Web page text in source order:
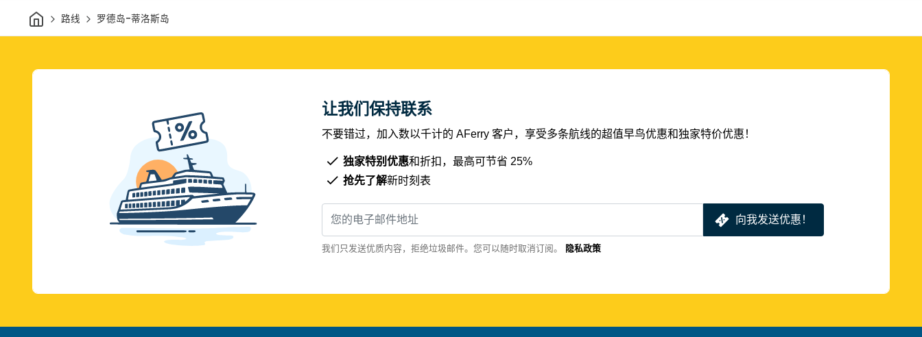
家 路线 罗德岛-蒂洛斯岛
让我们保持联系
不要错过，加入数以千计的 AFerry 客户，享受多条航线的超值早鸟优惠和独家特价优惠！
独家特别优惠和折扣，最高可节省 25%
抢先了解新时刻表
向我发送优惠！
我们只发送优质内容，拒绝垃圾邮件。您可以随时取消订阅。 隐私政策